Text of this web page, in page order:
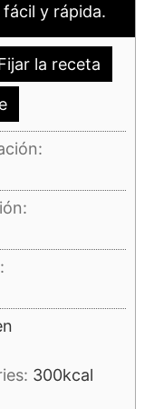
y rápida.
la receta
300kcal